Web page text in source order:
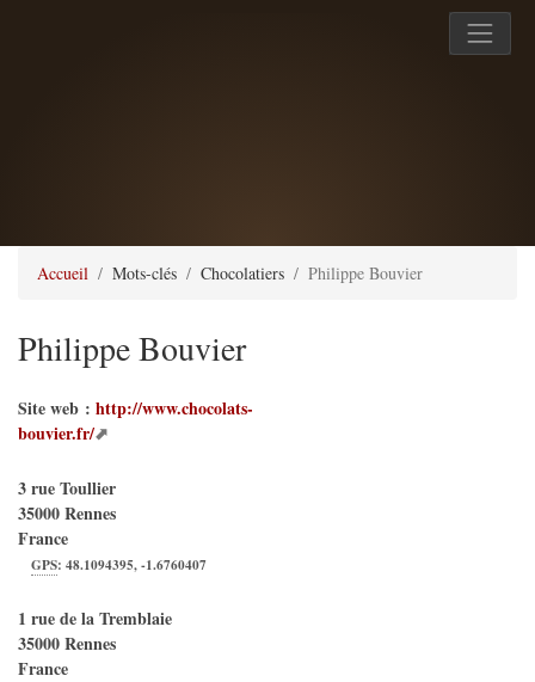
Accueil Mots-clés Chocolatiers Philippe Bouvier
Philippe Bouvier
Site web : http://www.chocolats-
bouvier.fr/
3 rue Toullier
35000Rennes
France
GPS:48.1094395,-1.6760407
1 rue de la Tremblaie
35000Rennes
France